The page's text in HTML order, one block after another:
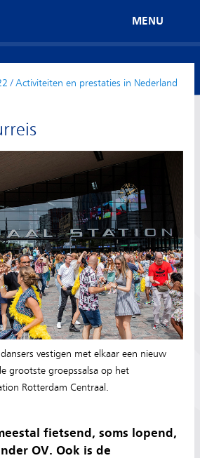
MENU
/ Activiteiten en prestaties in Nederland
vestigen met elkaar een nieuw
grootste groepssalsa op het
Rotterdam Centraal.
fietsend, soms lopend,
OV. Ook is de